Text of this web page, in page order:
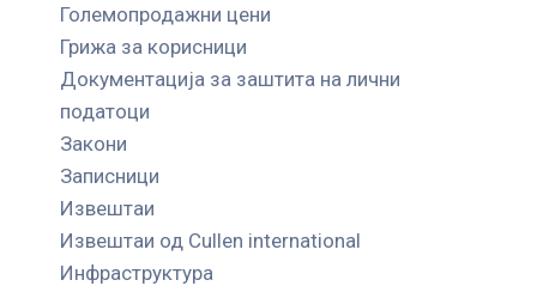
Големопродажни цени
Грижа за корисници
Документација за заштита на лични
податоци
Закони
Записници
Извештаи
Извештаи од Cullen international
Инфраструктура